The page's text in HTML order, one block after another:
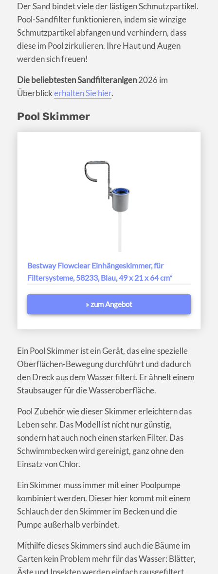
Der Sand bindet viele der lästigen Schmutzpartikel.
Pool-Sandfilter funktionieren, indem sie winzige
Schmutzpartikel abfangen und verhindern, dass
diese im Pool zirkulieren. Ihre Haut und Augen
werden sich freuen!
Die beliebtesten Sandfilteranlgen2026 im
Überblickerhalten Sie hier.
Pool Skimmer
Bestway Flowclear Einhängeskimmer, für
Filtersysteme, 58233, Blau, 49 x 21 x 64 cm*
» zum Angebot
Ein Pool Skimmer ist ein Gerät, das eine spezielle
Oberflächen-Bewegung durchführt und dadurch
den Dreck aus dem Wasser filtert. Er ähnelt einem
Staubsauger für die Wasseroberfläche.
Pool Zubehör wie dieser Skimmer erleichtern das
Leben sehr. Das Modell ist nicht nur günstig,
sondern hat auch noch einen starken Filter. Das
Schwimmbecken wird gereinigt, ganz ohne den
Einsatz von Chlor.
Ein Skimmer muss immer mit einer Poolpumpe
kombiniert werden. Dieser hier kommt mit einem
Schlauch der den Skimmer im Becken und die
Pumpe außerhalb verbindet.
Mithilfe dieses Skimmers sind auch die Bäume im
Garten kein Problem mehr für das Wasser: Blätter,
Äste und Insekten werden einfach rausgefiltert.